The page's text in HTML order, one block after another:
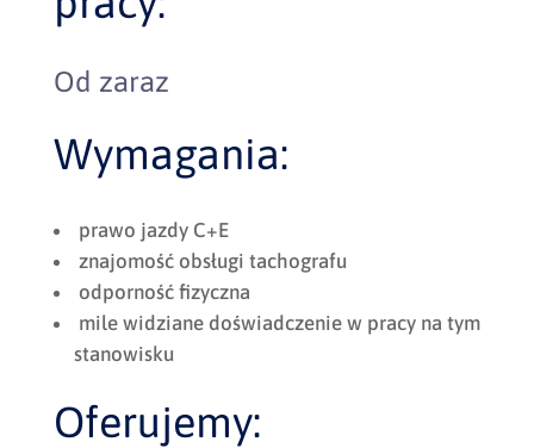
Od zaraz
Wymagania:
prawo jazdy C+E
znajomość obsługi tachografu
odporność fizyczna
mile widziane doświadczenie w pracy na tym
stanowisku
Oferujemy: